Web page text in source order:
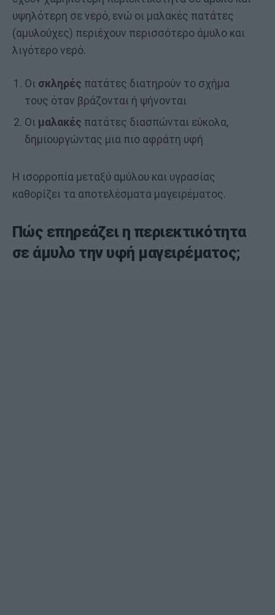
υψηλότερη σε νερό, ενώ οι μαλακές πατάτες
(αμυλούχες) περιέχουν περισσότερο άμυλο και
λιγότερο νερό.
Οι σκληρές πατάτες διατηρούν το σχήμα
τους όταν βράζονται ή ψήνονται
Οι μαλακές πατάτες διασπώνται εύκολα,
δημιουργώντας μια πιο αφράτη υφή
Η ισορροπία μεταξύ αμύλου και υγρασίας
καθορίζει τα αποτελέσματα μαγειρέματος.
Πώς επηρεάζει η περιεκτικότητα
σε άμυλο την υφή μαγειρέματος;